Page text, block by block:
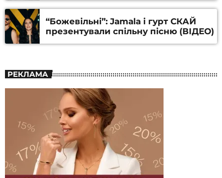
Алфьорова (ВІДЕО)
“Божевільні”: Jamala і гурт СКАЙ
презентували спільну пісню (ВІДЕО)
РЕКЛАМА